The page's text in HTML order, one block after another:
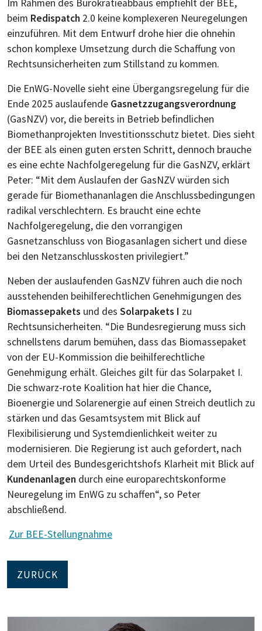
Im Rahmen des Bürokratieabbaus empfiehlt der BEE,
beim Redispatch 2.0 keine komplexeren Neuregelungen
einzuführen. Mit dem Entwurf drohe hier die ohnehin
schon komplexe Umsetzung durch die Schaffung von
Rechtsunsicherheiten zum Stillstand zu kommen.
Die EnWG-Novelle sieht eine Übergangsregelung für die
Ende 2025 auslaufende Gasnetzzugangsverordnung
(GasNZV) vor, die bereits in Betrieb befindlichen
Biomethanprojekten Investitionsschutz bietet. Dies sieht
der BEE als einen guten ersten Schritt, dennoch brauche
es eine echte Nachfolgeregelung für die GasNZV, erklärt
Peter: “Mit dem Auslaufen der GasNZV würden sich
gerade für Biomethananlagen die Anschlussbedingungen
radikal verschlechtern. Es braucht eine echte
Nachfolgeregelung, die den vorrangigen
Gasnetzanschluss von Biogasanlagen sichert und diese
bei den Netzanschlusskosten privilegiert.”
Neben der auslaufenden GasNZV führen auch die noch
ausstehenden beihilferechtlichen Genehmigungen des
Biomassepakets und des Solarpakets I zu
Rechtsunsicherheiten. “Die Bundesregierung muss sich
schnellstens darum bemühen, dass das Biomassepaket
von der EU-Kommission die beihilferechtliche
Genehmigung erhält. Gleiches gilt für das Solarpaket I.
Die schwarz-rote Koalition hat hier die Chance,
Bioenergie und Solarenergie auf einen Streich deutlich zu
stärken und das Gesamtsystem mit Blick auf
Flexibilisierung und Systemdienlichkeit weiter zu
modernisieren. Die Regierung ist auch gefordert, nach
dem Urteil des Bundesgerichtshofs Klarheit mit Blick auf
Kundenanlagen durch eine europarechtskonforme
Neuregelung im EnWG zu schaffen“, so Peter
abschließend.
Zur BEE-Stellungnahme
ZURÜCK